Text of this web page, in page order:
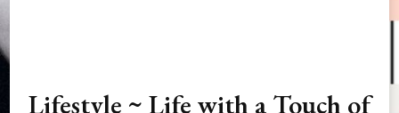
Lifestyle ~ Life with a Touch of